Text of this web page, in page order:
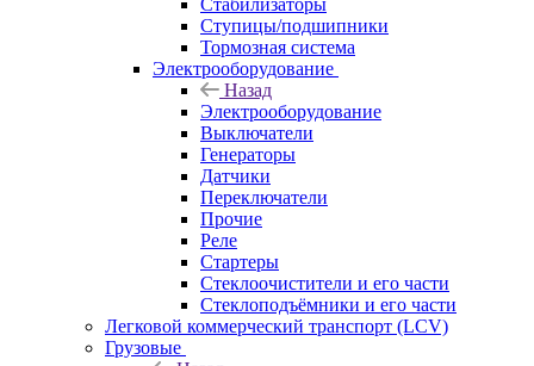
Стабилизаторы
Ступицы/подшипники
Тормозная система
Электрооборудование
Назад
Электрооборудование
Выключатели
Генераторы
Датчики
Переключатели
Прочие
Реле
Стартеры
Стеклоочистители и его части
Стеклоподъёмники и его части
Легковой коммерческий транспорт (LCV)
Грузовые